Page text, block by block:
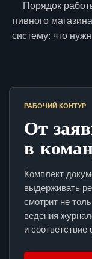
Порядок
пивного
систему: что
РАБОЧИЙ КОНТУР
От
в
Комплект
выдерживать
смотрит не
ведения
и соответствие